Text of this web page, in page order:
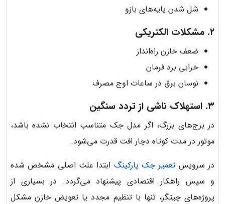
شل شدن پایه‌های بازو
۲. مشکلات الکتریکی
ضعف خازن راه‌انداز
خرابی برد فرمان
نوسان برق در ساعات اوج مصرف
۳. استهلاک ناشی از تردد سنگین
در برج‌های بزرگ، اگر مدل جک متناسب انتخاب نشده باشد،
موتور در مدت کوتاه دچار افت قدرت می‌شود.
در سرویس تعمیر جک پارکینگ ابتدا علت اصلی مشخص شده
و سپس راهکار اقتصادی پیشنهاد می‌گردد. در بسیاری از
پروژه‌های چیتگر، تنها با تنظیم مجدد یا تعویض خازن مشکل